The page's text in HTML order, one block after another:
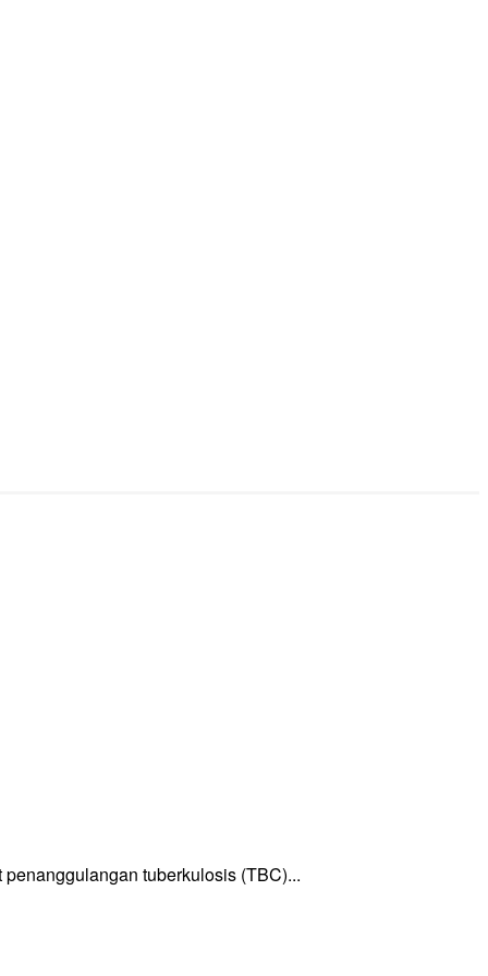
tuberkulosis (TBC)...